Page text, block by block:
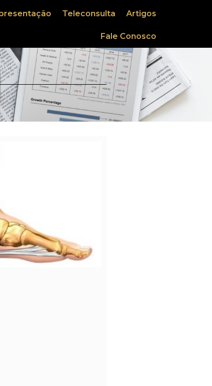
Teleconsulta Artigos
Fale Conosco